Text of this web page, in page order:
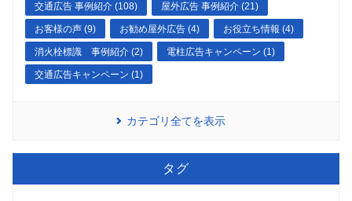
交通広告 事例紹介 (108) 屋外広告 事例紹介 (21)
お客様の声 (9) お勧め屋外広告 (4) お役立ち情報 (4)
消火栓標識 事例紹介 (2) 電柱広告キャンペーン (1)
交通広告キャンペーン (1)
カテゴリ全てを表示
タグ